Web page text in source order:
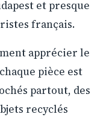
et presque
français.
apprécier le
pièce est
partout, des
recyclés